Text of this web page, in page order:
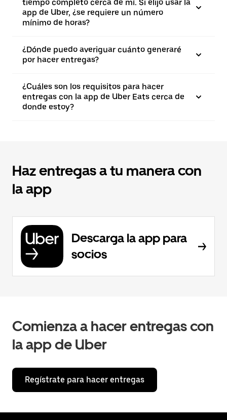
tiempo completo cerca de mí. Si elijo usar la
app de Uber, ¿se requiere un número
mínimo de horas?
¿Dónde puedo averiguar cuánto generaré
por hacer entregas?
¿Cuáles son los requisitos para hacer
entregas con la app de Uber Eats cerca de
donde estoy?
Haz entregas a tu manera con
la app
Descarga la app para
socios
Comienza a hacer entregas con
la app de Uber
Regístrate para hacer entregas